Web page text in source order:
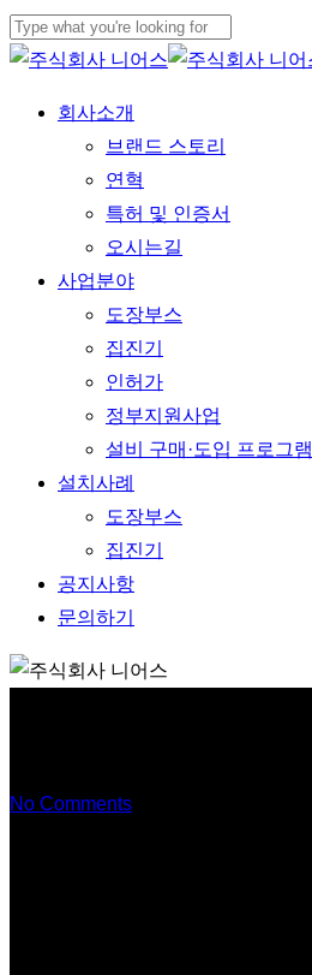
Skip
to
content
Close
Menu
회사소개
브랜드 스토리
연혁
특허 및 인증서
오시는길
사업분야
도장부스
집진기
인허가
정부지원사업
설비 구매·도입 프로그램
설치사례
도장부스
집진기
공지사항
문의하기
No Comments